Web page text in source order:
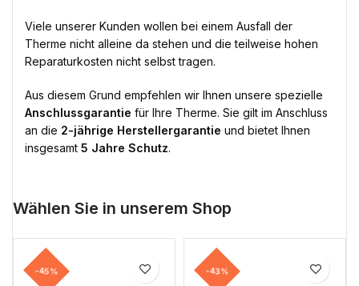
Viele unserer Kunden wollen bei einem Ausfall der
Therme nicht alleine da stehen und die teilweise hohen
Reparaturkosten nicht selbst tragen.
Aus diesem Grund empfehlen wir Ihnen unsere spezielle
Anschlussgarantie für Ihre Therme. Sie gilt im Anschluss
an die 2-jährige Herstellergarantie und bietet Ihnen
insgesamt 5 Jahre Schutz.
Wählen Sie in unserem Shop
-45% -43%